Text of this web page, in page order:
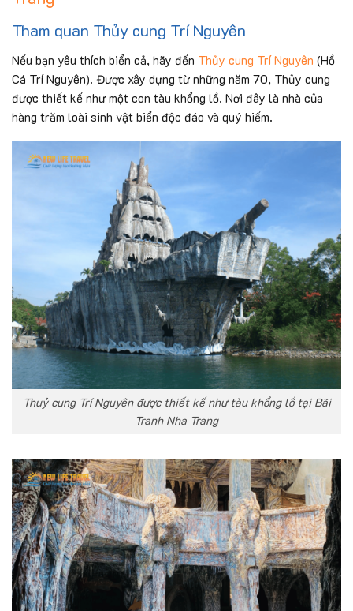
Tham quan Thủy cung Trí Nguyên
Nếu bạn yêu thích biển cả, hãy đến Thủy cung Trí Nguyên (Hồ
Cá Trí Nguyên). Được xây dựng từ những năm 70, Thủy cung
được thiết kế như một con tàu khổng lồ. Nơi đây là nhà của
hàng trăm loài sinh vật biển độc đáo và quý hiếm.
Thuỷ cung Trí Nguyên được thiết kế như tàu khổng lồ tại Bãi
Tranh Nha Trang